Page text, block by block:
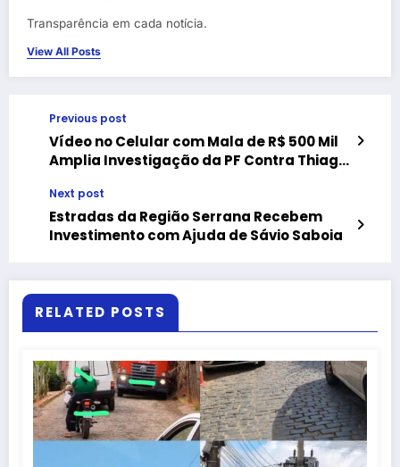
Transparência em cada notícia.
View All Posts
Previous post
Vídeo no Celular com Mala de R$ 500 Mil
Amplia Investigação da PF Contra Thiago
Next post
Estradas da Região Serrana Recebem
Investimento com Ajuda de Sávio Saboia
RELATED POSTS